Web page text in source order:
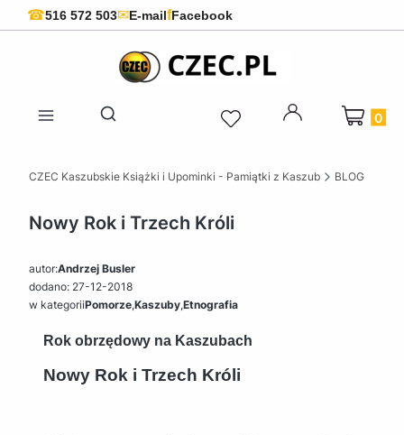
☎516 572 503✉E-mailfFacebook
Otwórz wyszukiwarkę
Produkty
CZEC Kaszubskie Książki i Upominki - Pamiątki z Kaszub BLOG
Nowy Rok i Trzech Króli
autor:Andrzej Busler
dodano: 27-12-2018
w kategoriiPomorze,Kaszuby,Etnografia
Rok obrzędowy na Kaszubach
Nowy Rok i Trzech Króli